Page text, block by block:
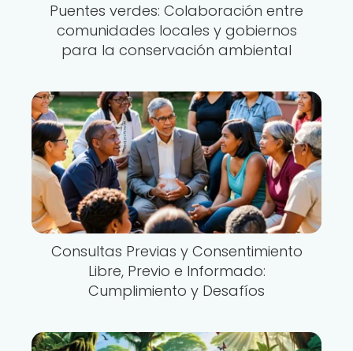
Puentes verdes: Colaboración entre
comunidades locales y gobiernos
para la conservación ambiental
Consultas Previas y Consentimiento
Libre, Previo e Informado:
Cumplimiento y Desafíos